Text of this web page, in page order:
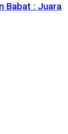
Babat : Juara